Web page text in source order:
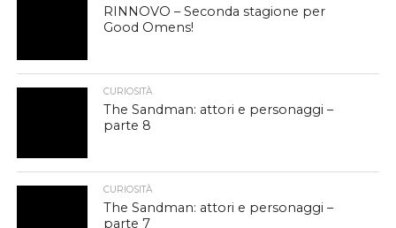
RINNOVO – Seconda stagione per
Good Omens!
CURIOSITÀ
The Sandman: attori e personaggi –
parte 8
CURIOSITÀ
The Sandman: attori e personaggi –
parte 7